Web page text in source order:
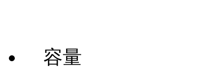
容量